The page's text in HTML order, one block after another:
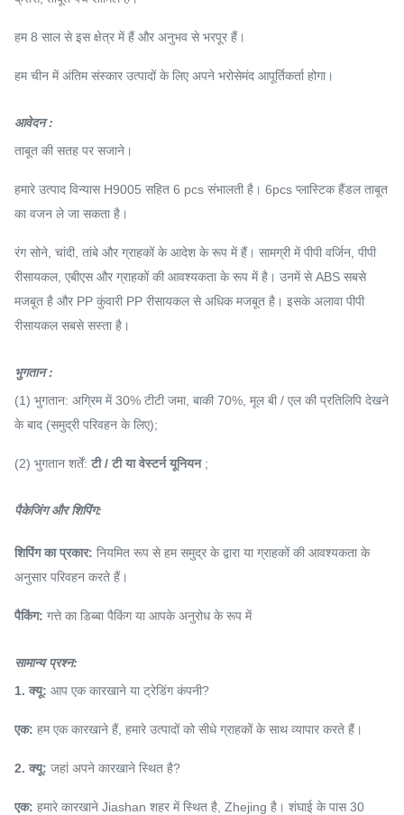
हम 8 साल से इस क्षेत्र में हैं और अनुभव से भरपूर हैं।
हम चीन में अंतिम संस्कार उत्पादों के लिए अपने भरोसेमंद आपूर्तिकर्ता होगा।
आवेदन :
ताबूत की सतह पर सजाने।
हमारे उत्पाद विन्यास H9005 सहित 6 pcs संभालती है। 6pcs प्लास्टिक हैंडल ताबूत
का वजन ले जा सकता है।
रंग सोने, चांदी, तांबे और ग्राहकों के आदेश के रूप में हैं। सामग्री में पीपी वर्जिन, पीपी
रीसायकल, एबीएस और ग्राहकों की आवश्यकता के रूप में है। उनमें से ABS सबसे
मजबूत है और PP कुंवारी PP रीसायकल से अधिक मजबूत है। इसके अलावा पीपी
रीसायकल सबसे सस्ता है।
भुगतान :
(1) भुगतान: अग्रिम में 30% टीटी जमा, बाकी 70%, मूल बी / एल की प्रतिलिपि देखने
के बाद (समुद्री परिवहन के लिए);
(2) भुगतान शर्तें: टी / टी या वेस्टर्न यूनियन;
पैकेजिंग और शिपिंग:
शिपिंग का प्रकार: नियमित रूप से हम समुद्र के द्वारा या ग्राहकों की आवश्यकता के
अनुसार परिवहन करते हैं।
पैकिंग: गत्ते का डिब्बा पैकिंग या आपके अनुरोध के रूप में
सामान्य प्रश्न:
1. क्यू: आप एक कारखाने या ट्रेडिंग कंपनी?
एक: हम एक कारखाने हैं, हमारे उत्पादों को सीधे ग्राहकों के साथ व्यापार करते हैं।
2. क्यू: जहां अपने कारखाने स्थित है?
एक: हमारे कारखाने Jiashan शहर में स्थित है, Zhejing है। शंघाई के पास 30